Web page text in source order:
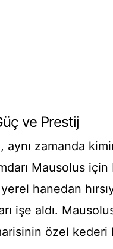
ve Prestij
aynı zamanda
Mausolus için
hanedan
işe aldı.
özel